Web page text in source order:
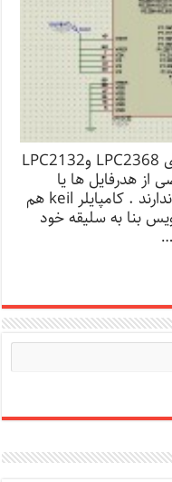
هدرفایل راه اندازی LCD کاراکتری برای LPC2368 وLPC2132
از هدرفایل ها یا
کتابخونه ها را برای راه اندازی lcd ها ندارند . کامپایلر keil هم
بنا به سلیقه خود